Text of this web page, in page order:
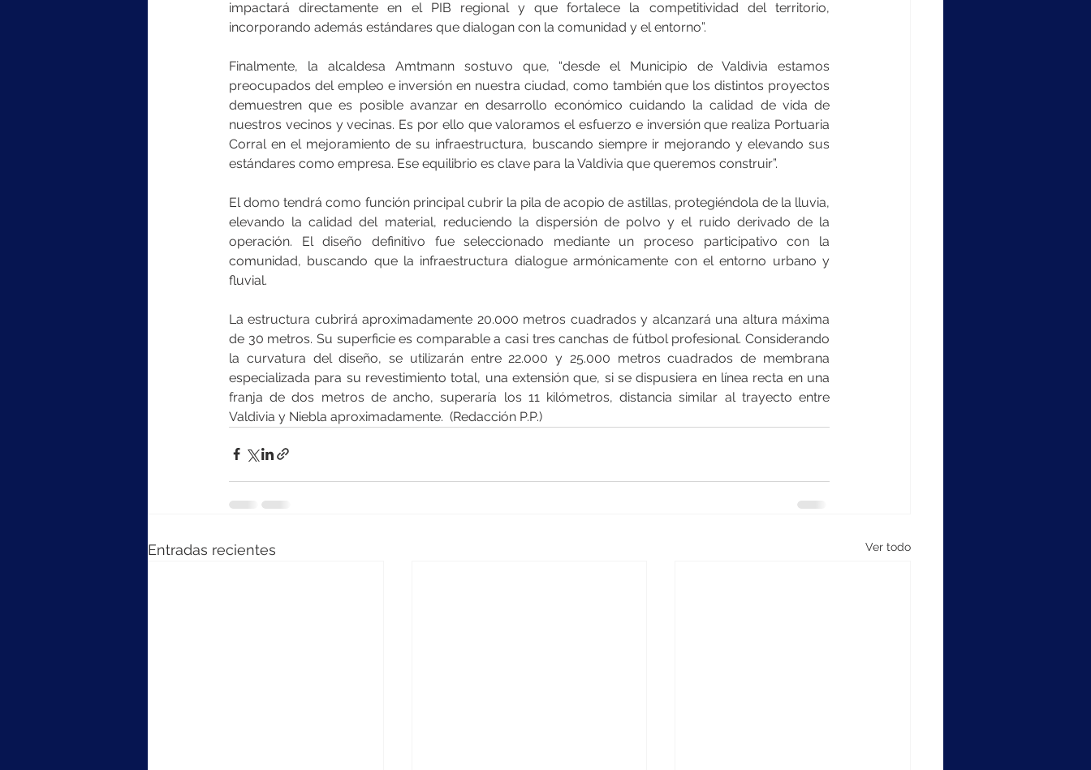
impactará directamente en el PIB regional y que fortalece la competitividad del territorio,
incorporando además estándares que dialogan con la comunidad y el entorno”.
Finalmente, la alcaldesa Amtmann sostuvo que, “desde el Municipio de Valdivia estamos
preocupados del empleo e inversión en nuestra ciudad, como también que los distintos proyectos
demuestren que es posible avanzar en desarrollo económico cuidando la calidad de vida de
nuestros vecinos y vecinas. Es por ello que valoramos el esfuerzo e inversión que realiza Portuaria
Corral en el mejoramiento de su infraestructura, buscando siempre ir mejorando y elevando sus
estándares como empresa. Ese equilibrio es clave para la Valdivia que queremos construir”.
El domo tendrá como función principal cubrir la pila de acopio de astillas, protegiéndola de la lluvia,
elevando la calidad del material, reduciendo la dispersión de polvo y el ruido derivado de la
operación. El diseño definitivo fue seleccionado mediante un proceso participativo con la
comunidad, buscando que la infraestructura dialogue armónicamente con el entorno urbano y
fluvial.
La estructura cubrirá aproximadamente 20.000 metros cuadrados y alcanzará una altura máxima
de 30 metros. Su superficie es comparable a casi tres canchas de fútbol profesional. Considerando
la curvatura del diseño, se utilizarán entre 22.000 y 25.000 metros cuadrados de membrana
especializada para su revestimiento total, una extensión que, si se dispusiera en línea recta en una
franja de dos metros de ancho, superaría los 11 kilómetros, distancia similar al trayecto entre
Valdivia y Niebla aproximadamente.  (Redacción P.P.)
Entradas recientes Ver todo